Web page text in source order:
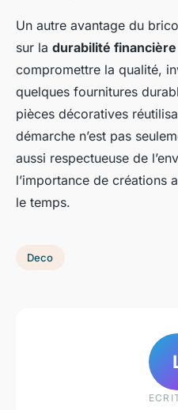
Un autre avantage du
sur la durabilité financière
compromettre la qualité,
quelques fournitures
pièces décoratives
démarche n’est pas
aussi respectueuse de
l’importance de créations
le temps.
Deco